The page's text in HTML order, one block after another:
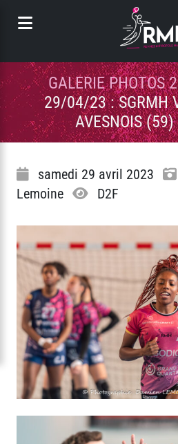
GALERIE PHOTOS
29/04/23 : SGRMH
AVESNOIS
samedi 29 avril 2023
Lemoine
D2F
Panneau de gestion des cookies